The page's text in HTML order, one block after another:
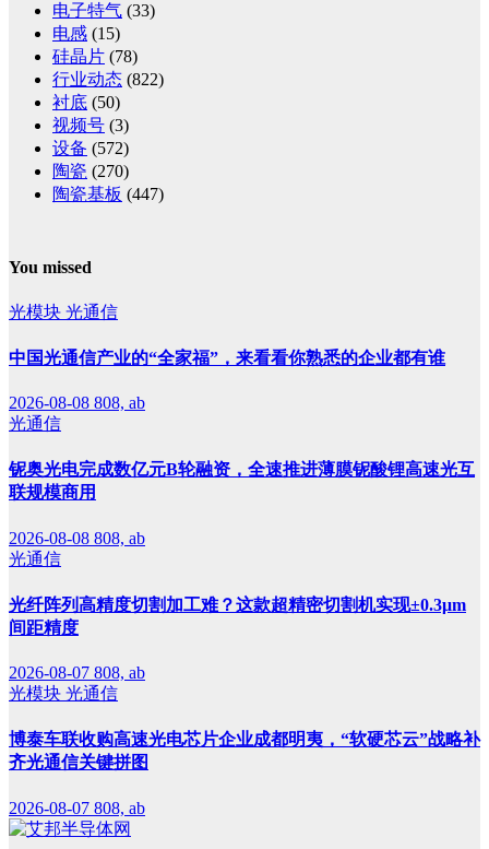
电子特气 (33)
电感 (15)
硅晶片 (78)
行业动态 (822)
衬底 (50)
视频号 (3)
设备 (572)
陶瓷 (270)
陶瓷基板 (447)
You missed
光模块 光通信
中国光通信产业的“全家福”，来看看你熟悉的企业都有谁
2026-08-08 808, ab
光通信
铌奥光电完成数亿元B轮融资，全速推进薄膜铌酸锂高速光互
联规模商用
2026-08-08 808, ab
光通信
光纤阵列高精度切割加工难？这款超精密切割机实现±0.3μm
间距精度
2026-08-07 808, ab
光模块 光通信
博泰车联收购高速光电芯片企业成都明夷，“软硬芯云”战略补
齐光通信关键拼图
2026-08-07 808, ab